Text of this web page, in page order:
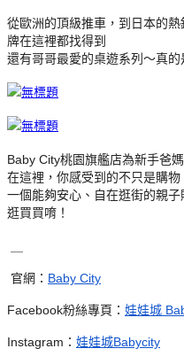
從歐洲的頂級推車，到日本的
牌在這裡都找得到
還有哥哥最愛的桌遊系列～真
Baby City桃園旗艦店為新手爸
在這裡，你感受到的不只是購
一個能夠安心、自在逛街的親
逛買買唷！
官網： Baby City
Facebook粉絲專頁： 娃娃城
Instagram： 娃娃城Babycity